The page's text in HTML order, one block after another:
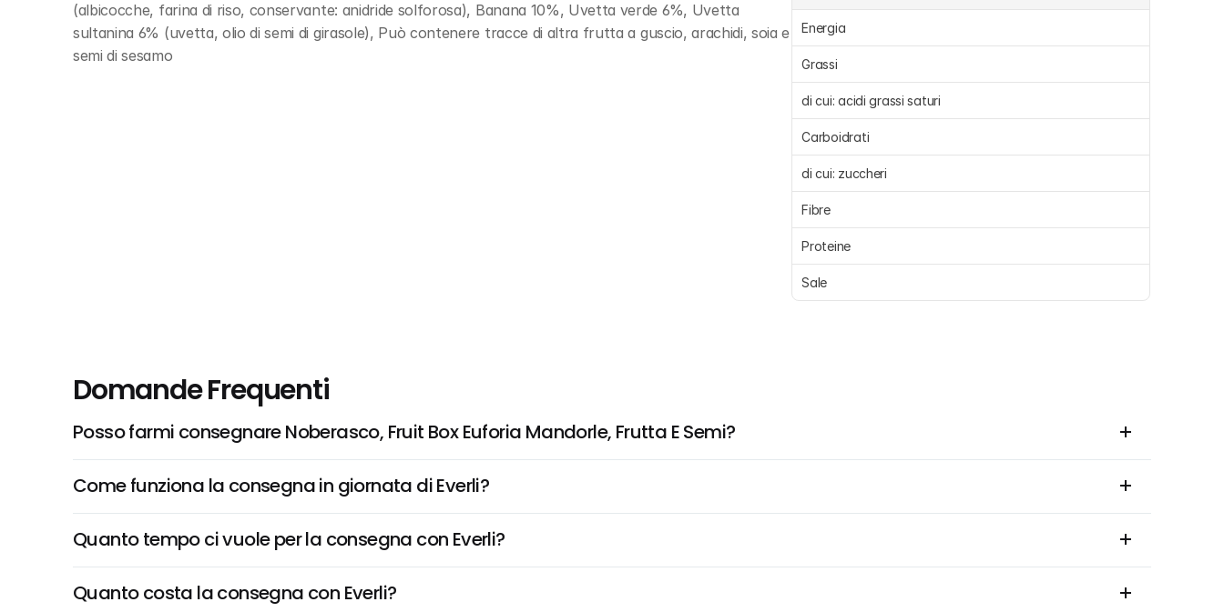
(albicocche, farina di riso, conservante: anidride solforosa), Banana 10%, Uvetta verde 6%, Uvetta
sultanina 6% (uvetta, olio di semi di girasole), Può contenere tracce di altra frutta a guscio, arachidi, soia e
semi di sesamo
Energia
Grassi
di cui: acidi grassi saturi
Carboidrati
di cui: zuccheri
Fibre
Proteine
Sale
Domande Frequenti
Posso farmi consegnare Noberasco, Fruit Box Euforia Mandorle, Frutta E Semi?
Come funziona la consegna in giornata di Everli?
Quanto tempo ci vuole per la consegna con Everli?
Quanto costa la consegna con Everli?